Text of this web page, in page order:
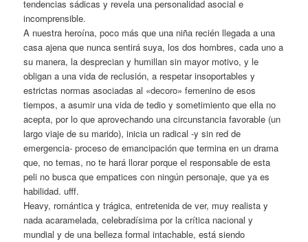
tendencias sádicas y revela una personalidad asocial e
incomprensible.
A nuestra heroína, poco más que una niña recién llegada a una
casa ajena que nunca sentirá suya, los dos hombres, cada uno a
su manera, la desprecian y humillan sin mayor motivo, y le
obligan a una vida de reclusión, a respetar insoportables y
estrictas normas asociadas al «decoro» femenino de esos
tiempos, a asumir una vida de tedio y sometimiento que ella no
acepta, por lo que aprovechando una circunstancia favorable (un
largo viaje de su marido), inicia un radical -y sin red de
emergencia- proceso de emancipación que termina en un drama
que, no temas, no te hará llorar porque el responsable de esta
peli no busca que empatices con ningún personaje, que ya es
habilidad. ufff.
Heavy, romántica y trágica, entretenida de ver, muy realista y
nada acaramelada, celebradísima por la crítica nacional y
mundial y de una belleza formal intachable, está siendo